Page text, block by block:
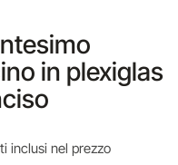
in plexiglas
inclusi nel prezzo